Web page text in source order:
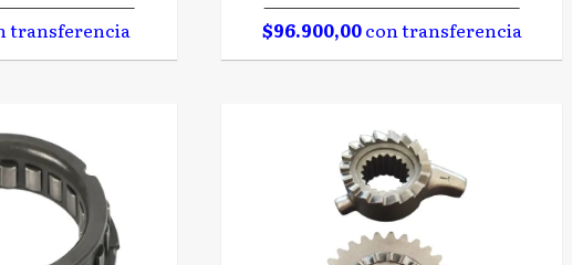
transferencia $96.900,00con transferencia